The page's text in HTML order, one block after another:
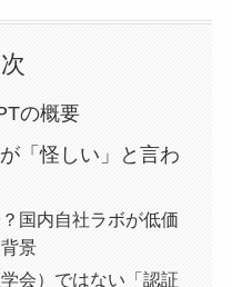
の概要
「怪しい」と言わ
国内自社ラボが低価
景
会）ではない「認証